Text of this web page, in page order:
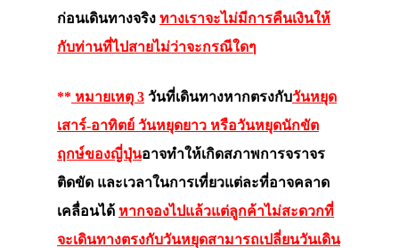
ก่อนเดินทางจริง ทางเราจะไม่มีการคืนเงินให้
กับท่านที่ไปสายไม่ว่าจะกรณีใดๆ
** หมายเหตุ 3 วันที่เดินทางหากตรงกับวันหยุด
เสาร์-อาทิตย์ วันหยุดยาว หรือวันหยุดนักขัต
ฤกษ์ของญี่ปุ่นอาจทำให้เกิดสภาพการจราจร
ติดขัด และเวลาในการเที่ยวแต่ละที่อาจคลาด
เคลื่อนได้ หากจองไปแล้วแต่ลูกค้าไม่สะดวกที่
จะเดินทางตรงกับวันหยุดสามารถเปลี่ยนวันเดิน